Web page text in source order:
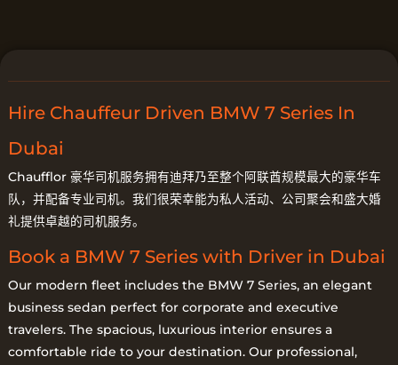
Hire Chauffeur Driven BMW 7 Series In
Dubai
Chaufflor 豪华司机服务拥有迪拜乃至整个阿联酋规模最大的豪华车
队，并配备专业司机。我们很荣幸能为私人活动、公司聚会和盛大婚
礼提供卓越的司机服务。
Book a BMW 7 Series with Driver in Dubai
Our modern fleet includes the BMW 7 Series, an elegant
business sedan perfect for corporate and executive
travelers. The spacious, luxurious interior ensures a
comfortable ride to your destination. Our professional,